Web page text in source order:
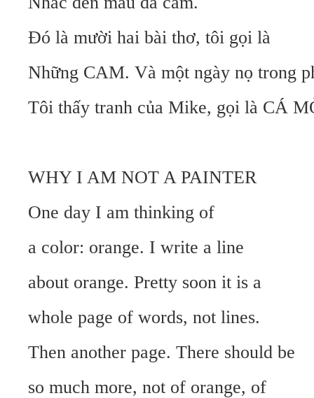
Đó là mười hai bài thơ, tôi gọi là
Những CAM. Và một ngày nọ trong
Tôi thấy tranh của Mike, gọi là CÁ
WHY I AM NOT A PAINTER
One day I am thinking of
a color: orange. I write a line
about orange. Pretty soon it is a
whole page of words, not lines.
Then another page. There should be
so much more, not of orange, of